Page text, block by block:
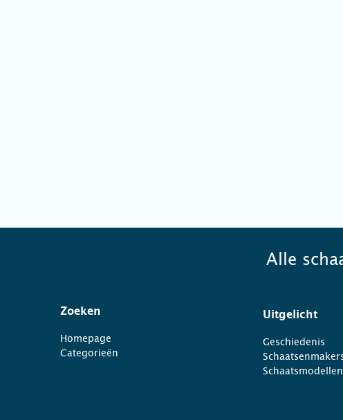
Alle
Zoeken
Homepage
Categorieën
Uitgelicht
Geschiedenis
Schaatsmodellen